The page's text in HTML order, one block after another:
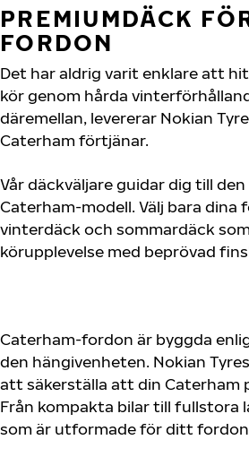
PREMIUMDÄCK
FORDON
Det har aldrig varit enklare att
kör genom hårda
däremellan, levererar Nokian
Caterham förtjänar.
Vår däckväljare guidar dig till
Caterham-modell. Välj bara
vinterdäck och sommardäck
körupplevelse med beprövad
Caterham-fordon är byggda
den hängivenheten. Nokian
att säkerställa att din Caterham
Från kompakta bilar till fullstora
som är utformade för ditt